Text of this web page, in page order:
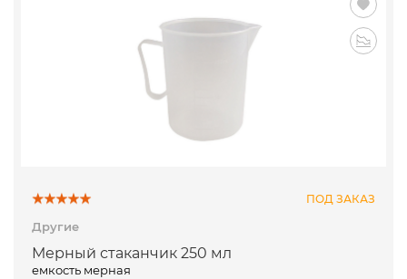
ПОД ЗАКАЗ
Другие
Мерный стаканчик 250 мл
емкость мерная